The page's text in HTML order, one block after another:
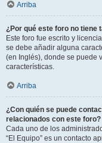
Arriba
¿Por qué este foro no tiene
Este foro fue escrito y
se debe añadir alguna
(en Inglés), donde se puede
características.
Arriba
¿Con quién se puede
relacionados con este foro?
Cada uno de los
“El Equipo” es un contacto